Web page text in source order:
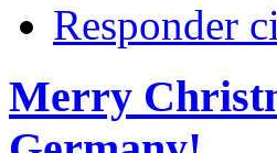
Responder
Merry